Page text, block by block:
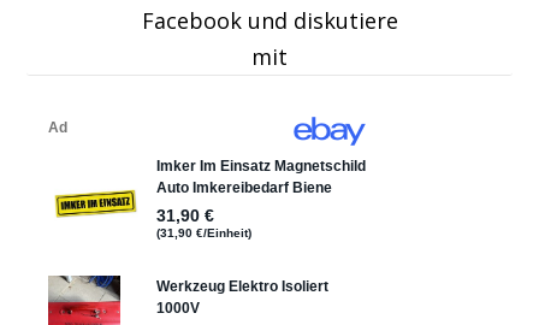
Facebook und diskutiere
mit